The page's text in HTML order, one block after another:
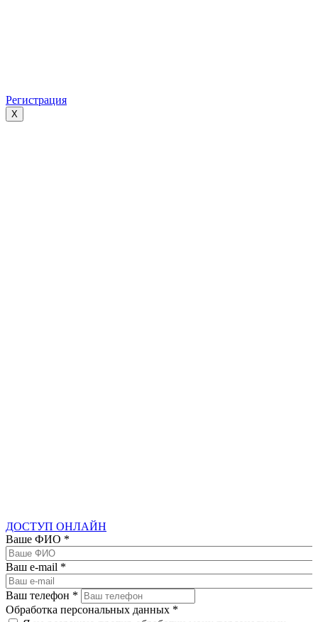
Регистрация
X
ДОСТУП ОНЛАЙН
Ваше ФИО *
Ваш e-mail *
Ваш телефон *
Обработка персональных данных *